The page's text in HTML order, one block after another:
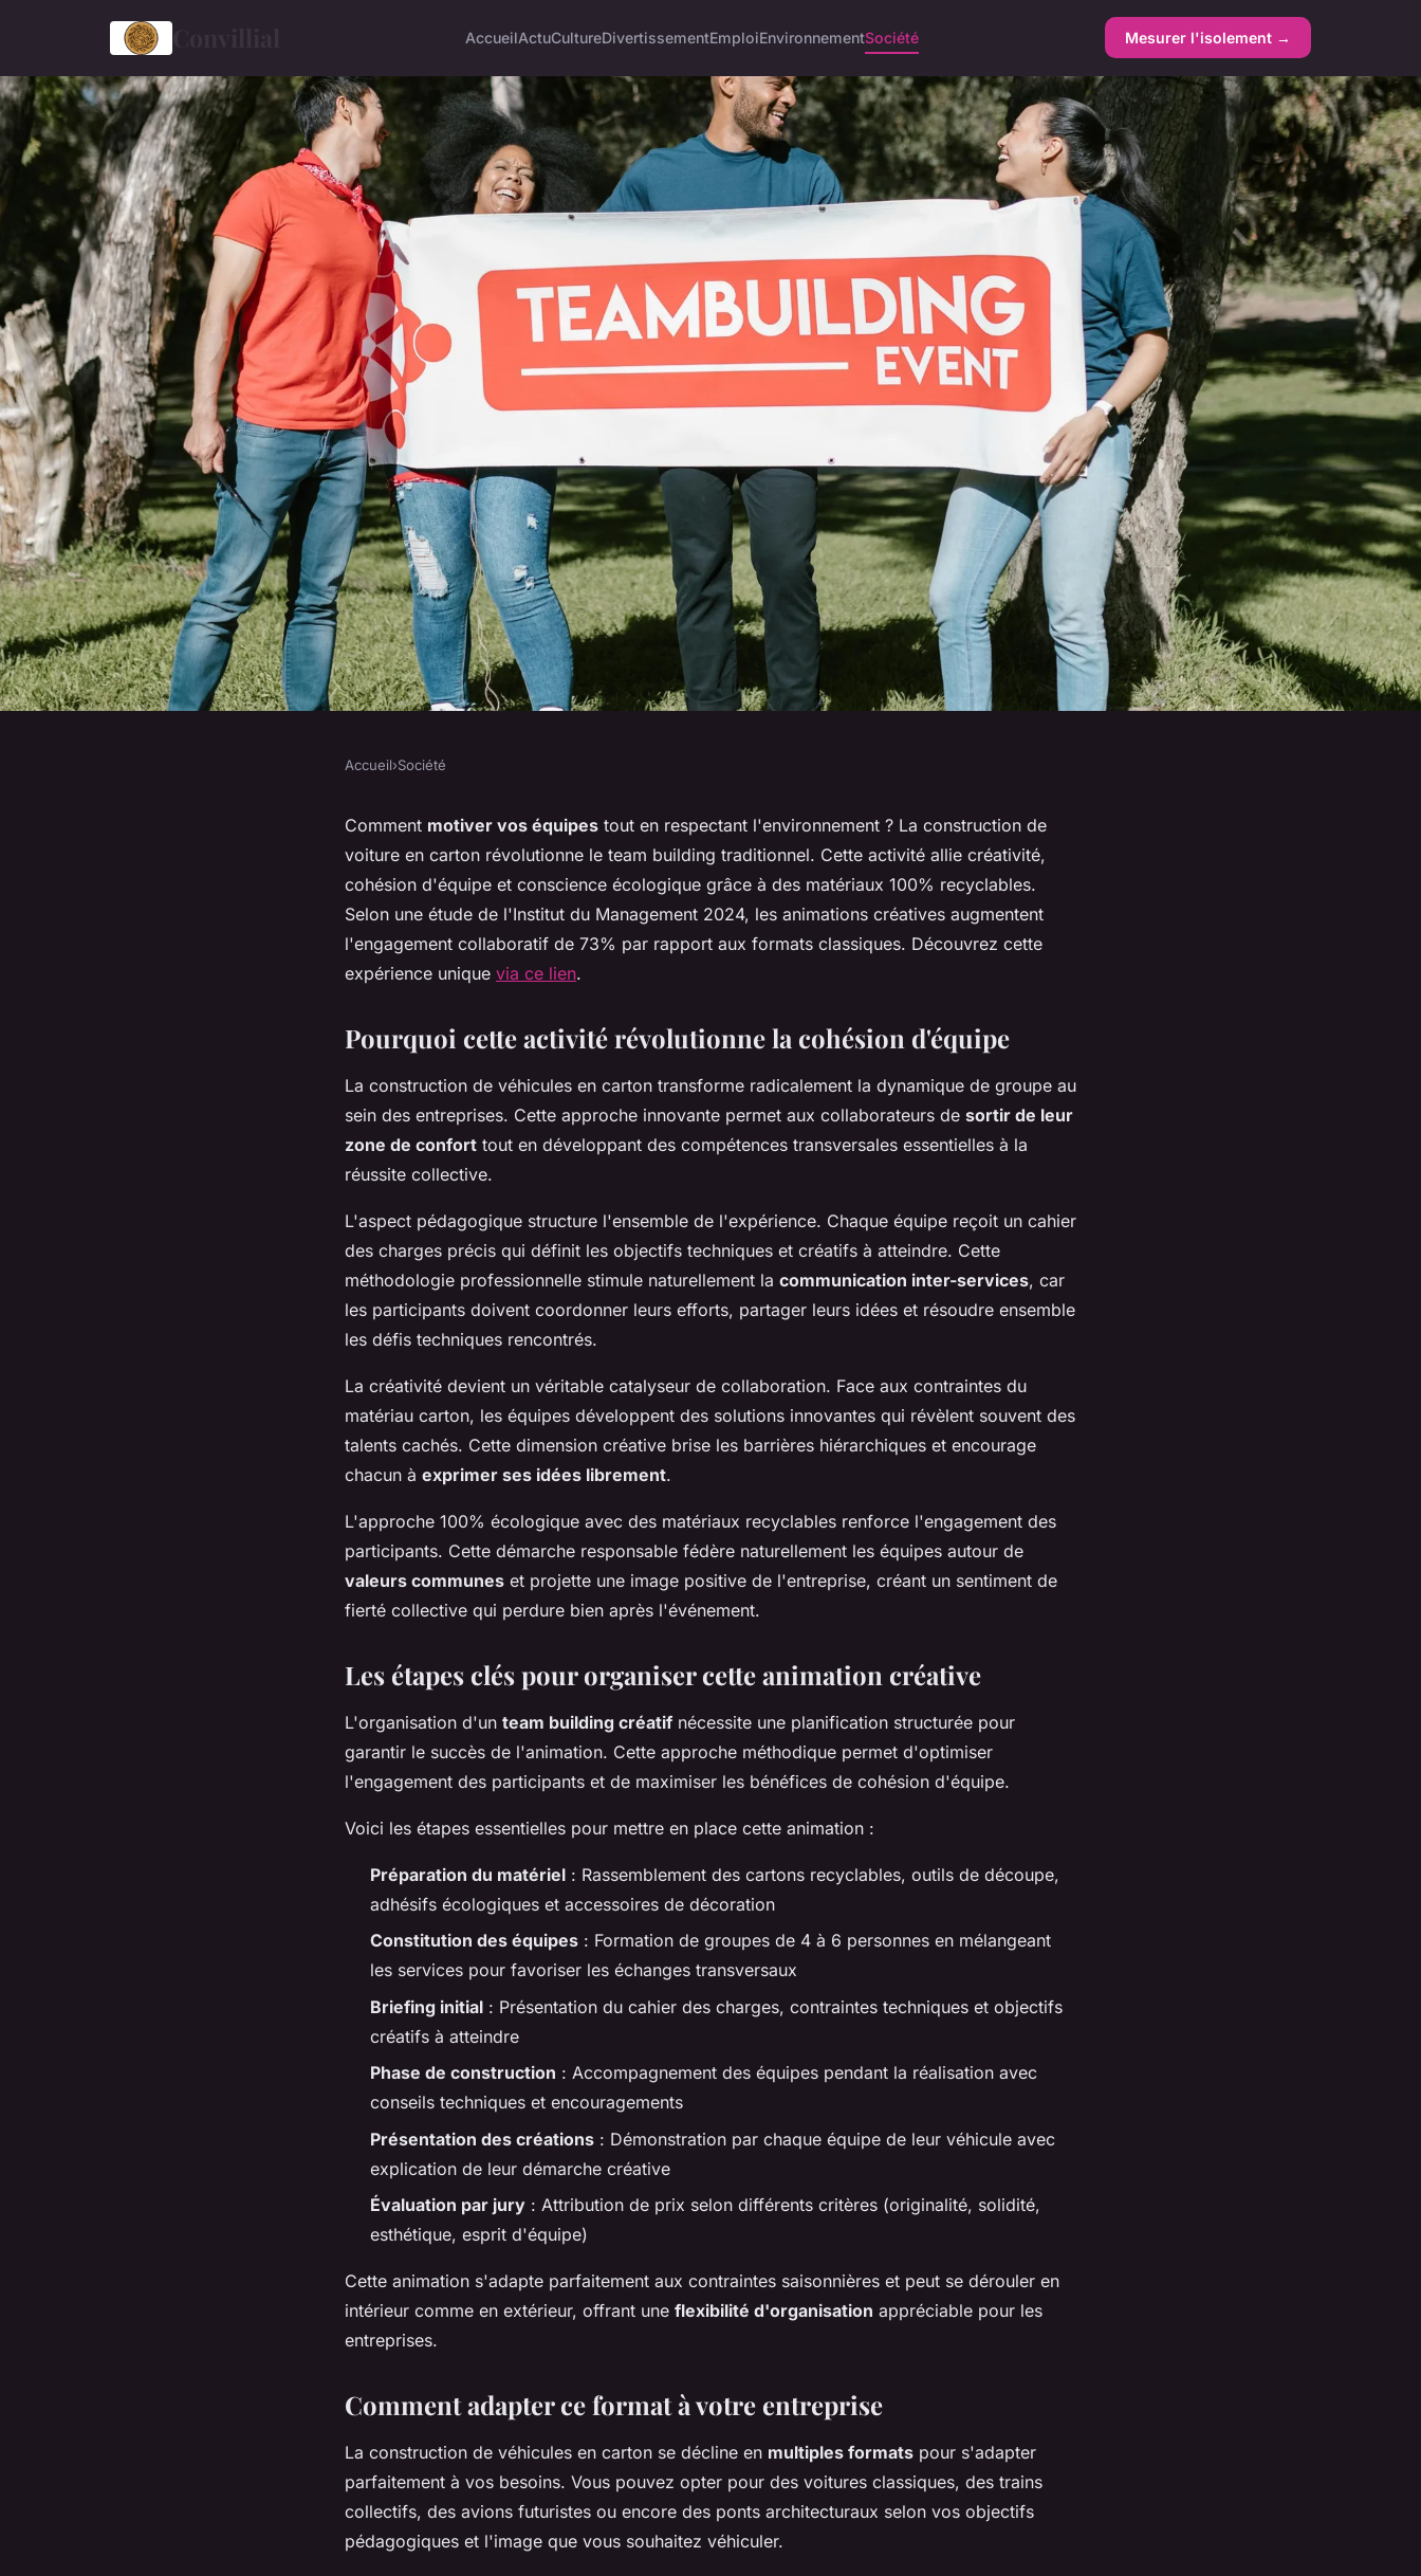
AccueilActuCultureDivertissementEmploiEnvironnementSociété Mesurer l'isolement →
Construire une voiture en carton :
l'idée de team building amusante
Accueil›Société
Comment motiver vos équipes tout en respectant l'environnement ? La construction de
voiture en carton révolutionne le team building traditionnel. Cette activité allie créativité,
cohésion d'équipe et conscience écologique grâce à des matériaux 100% recyclables.
Selon une étude de l'Institut du Management 2024, les animations créatives augmentent
l'engagement collaboratif de 73% par rapport aux formats classiques. Découvrez cette
expérience unique via ce lien.
Pourquoi cette activité révolutionne la cohésion d'équipe
La construction de véhicules en carton transforme radicalement la dynamique de groupe au
sein des entreprises. Cette approche innovante permet aux collaborateurs de sortir de leur
zone de confort tout en développant des compétences transversales essentielles à la
réussite collective.
L'aspect pédagogique structure l'ensemble de l'expérience. Chaque équipe reçoit un cahier
des charges précis qui définit les objectifs techniques et créatifs à atteindre. Cette
méthodologie professionnelle stimule naturellement la communication inter-services, car
les participants doivent coordonner leurs efforts, partager leurs idées et résoudre ensemble
les défis techniques rencontrés.
La créativité devient un véritable catalyseur de collaboration. Face aux contraintes du
matériau carton, les équipes développent des solutions innovantes qui révèlent souvent des
talents cachés. Cette dimension créative brise les barrières hiérarchiques et encourage
chacun à exprimer ses idées librement.
L'approche 100% écologique avec des matériaux recyclables renforce l'engagement des
participants. Cette démarche responsable fédère naturellement les équipes autour de
valeurs communes et projette une image positive de l'entreprise, créant un sentiment de
fierté collective qui perdure bien après l'événement.
Les étapes clés pour organiser cette animation créative
L'organisation d'un team building créatif nécessite une planification structurée pour
garantir le succès de l'animation. Cette approche méthodique permet d'optimiser
l'engagement des participants et de maximiser les bénéfices de cohésion d'équipe.
Voici les étapes essentielles pour mettre en place cette animation :
Préparation du matériel : Rassemblement des cartons recyclables, outils de découpe,
adhésifs écologiques et accessoires de décoration
Constitution des équipes : Formation de groupes de 4 à 6 personnes en mélangeant
les services pour favoriser les échanges transversaux
Briefing initial : Présentation du cahier des charges, contraintes techniques et objectifs
créatifs à atteindre
Phase de construction : Accompagnement des équipes pendant la réalisation avec
conseils techniques et encouragements
Présentation des créations : Démonstration par chaque équipe de leur véhicule avec
explication de leur démarche créative
Évaluation par jury : Attribution de prix selon différents critères (originalité, solidité,
esthétique, esprit d'équipe)
Cette animation s'adapte parfaitement aux contraintes saisonnières et peut se dérouler en
intérieur comme en extérieur, offrant une flexibilité d'organisation appréciable pour les
entreprises.
Comment adapter ce format à votre entreprise
La construction de véhicules en carton se décline en multiples formats pour s'adapter
parfaitement à vos besoins. Vous pouvez opter pour des voitures classiques, des trains
collectifs, des avions futuristes ou encore des ponts architecturaux selon vos objectifs
pédagogiques et l'image que vous souhaitez véhiculer.